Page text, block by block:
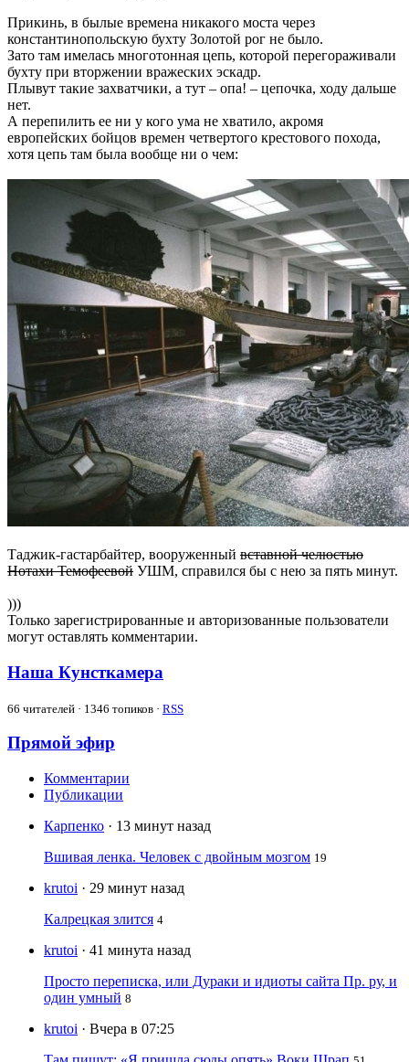
Прикинь, в былые времена никакого моста через
константинопольскую бухту Золотой рог не было.
Зато там имелась многотонная цепь, которой перегораживали
бухту при вторжении вражеских эскадр.
Плывут такие захватчики, а тут – опа! – цепочка, ходу дальше
нет.
А перепилить ее ни у кого ума не хватило, акромя
европейских бойцов времен четвертого крестового похода,
хотя цепь там была вообще ни о чем:
Таджик-гастарбайтер, вооруженный вставной челюстью
Нотахи Темофеевой УШМ, справился бы с нею за пять минут.
)))
Только зарегистрированные и авторизованные пользователи
могут оставлять комментарии.
Наша Кунсткамера
66 читателей · 1346 топиков · RSS
Прямой эфир
Комментарии
Публикации
Карпенко · 13 минут назад
Вшивая ленка. Человек с двойным мозгом 19
krutoi · 29 минут назад
Калрецкая злится 4
krutoi · 41 минута назад
Просто переписка, или Дураки и идиоты сайта Пр. ру, и
один умный 8
krutoi · Вчера в 07:25